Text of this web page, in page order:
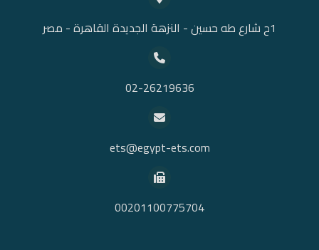
1ح شارع طه حسين - النزهة الجديدة القاهرة - مصر
02-26219636
ets@egypt-ets.com
00201100775704